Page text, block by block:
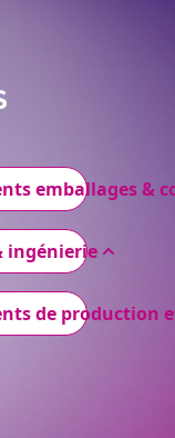
emballages &
ingénierie
de production